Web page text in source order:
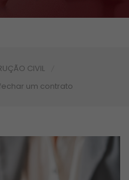
CIVIL
um contrato